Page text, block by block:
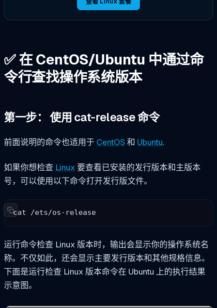
✅ 在 CentOS/Ubuntu 中通过命
令行查找操作系统版本
第一步： 使用 cat-release 命令
前面说明的命令也适用于 CentOS和 Ubuntu.
如果你想检查 Linux 要查看已安装的发行版本和主版本
号，可以使用以下命令打开发行版文件。
cat /ets/os-release
运行命令检查 Linux 版本时，输出会显示你的操作系统名
称。不仅如此，还会显示主要发行版本和其他规格信息。
下面是运行检查 Linux 版本命令在 Ubuntu 上的执行结果
示意图。